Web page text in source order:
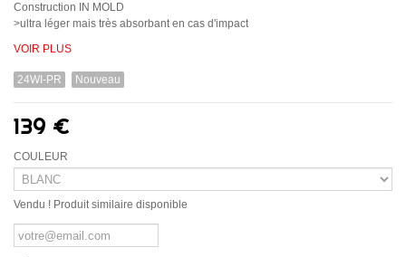
Construction IN MOLD
>ultra léger mais très absorbant en cas d'impact
VOIR PLUS
24WI-PR Nouveau
139 €
COULEUR
Vendu ! Produit similaire disponible